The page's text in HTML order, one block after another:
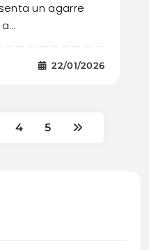
un agarre
22/01/2026
4 5